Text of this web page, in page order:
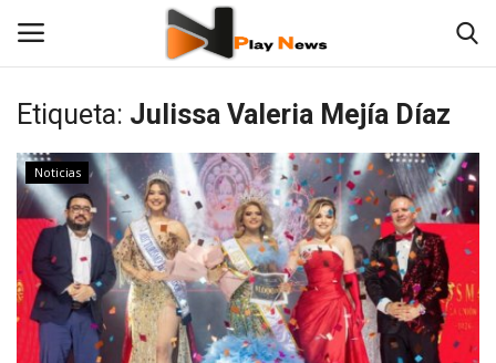
Contáctenos
TV en Vivo
En Vivo
Noticias
Etiqueta: Julissa Valeria Mejía Díaz
Noticias